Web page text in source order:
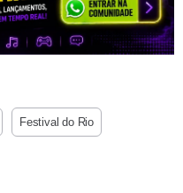
Festival do Rio